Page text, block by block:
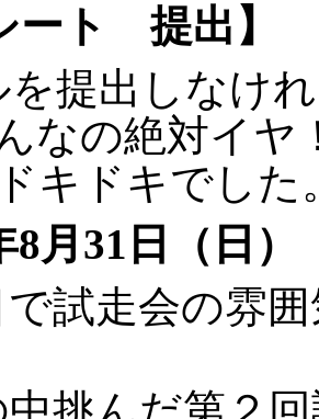
ート 提出】
を提出しなけ
なの絶対イヤ
キドキでした
8月31日（
で試走会の雰
挑んだ第２